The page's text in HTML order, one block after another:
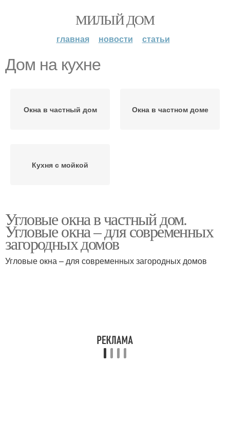
МИЛЫЙ ДОМ
главная новости статьи
Дом на кухне
Окна в частный дом Окна в частном доме
Кухня с мойкой
Угловые окна в частный дом.
Угловые окна – для современных
загородных домов
Угловые окна – для современных загородных домов